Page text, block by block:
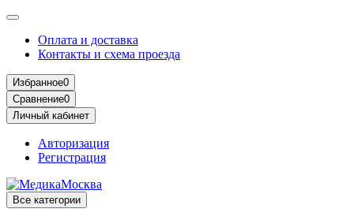
Оплата и доставка
Контакты и схема проезда
Избранное0
Сравнение0
Личный кабинет
Авторизация
Регистрация
Все категории